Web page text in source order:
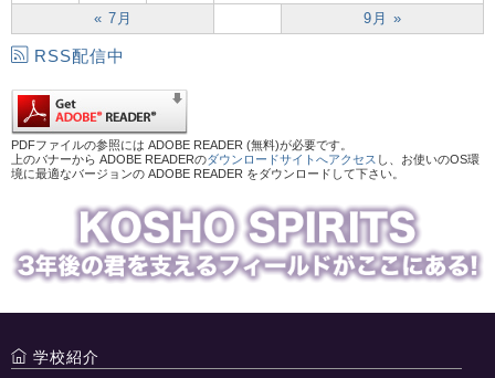
« 7月 9月 »
RSS配信中
PDFファイルの参照には ADOBE READER (無料)が必要です。
上のバナーから ADOBE READERのダウンロードサイトへアクセス し、お使いのOS環
境に最適なバージョンの ADOBE READER をダウンロードして下さい。
学校紹介